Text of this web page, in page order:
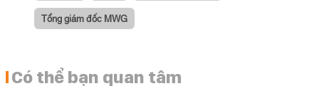
Tổng giám đốc MWG
Có thể bạn quan tâm